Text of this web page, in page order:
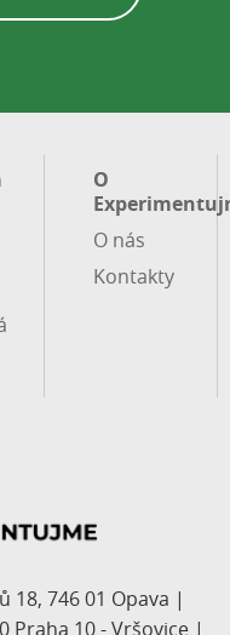
O
O nás
Kontakty
18, 746 01 Opava |
Praha 10 - Vršovice |